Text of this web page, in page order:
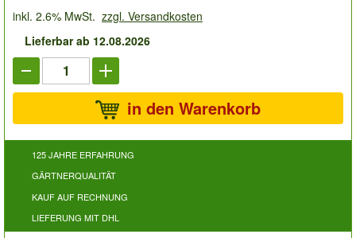
inkl. 2.6% MwSt. zzgl. Versandkosten
Lieferbar ab 12.08.2026
in den Warenkorb
125 JAHRE ERFAHRUNG
GÄRTNERQUALITÄT
KAUF AUF RECHNUNG
LIEFERUNG MIT DHL